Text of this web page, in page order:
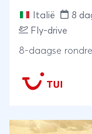
Italië 8
Fly-drive
8-daagse